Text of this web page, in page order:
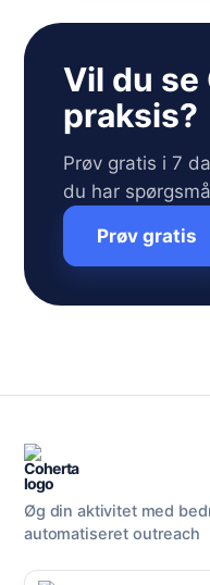
Vil du se
praksis?
Prøv gratis i 7
du har
Prøv gratis
Øg din aktivitet med
automatiseret outreach